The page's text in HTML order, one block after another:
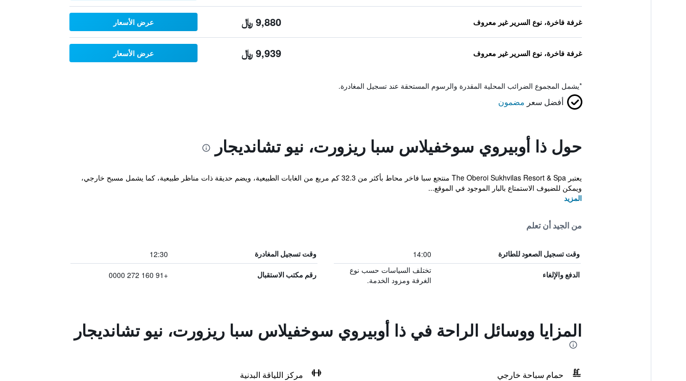
غرفة فاخرة، نوع السرير غير معروف 9,880 ﷼ عرض الأسعار
غرفة فاخرة، نوع السرير غير معروف 9,939 ﷼ عرض الأسعار
*يشمل المجموع الضرائب المحلية المقدرة والرسوم المستحقة عند تسجيل المغادرة.
أفضل سعر مضمون
حول ذا أوبيروي سوخفيلاس سبا ريزورت، نيو تشانديجار
يعتبر The Oberoi Sukhvilas Resort & Spa منتجع سبا فاخر محاط بأكثر من 32.3 كم مربع من الغابات الطبيعية، ويضم حديقة ذات مناظر طبيعية، كما يشمل مسبح خارجي،
ويمكن للضيوف الاستمتاع بالبار الموجود في الموقع...
المزيد
من الجيد أن تعلم
وقت تسجيل الصعود للطائرة 14:00 وقت تسجيل المغادرة 12:30
الدفع والإلغاء
تختلف السياسات حسب نوع
الغرفة ومزود الخدمة.
رقم مكتب الاستقبال +91 160 272 0000
المزايا ووسائل الراحة في ذا أوبيروي سوخفيلاس سبا ريزورت، نيو تشانديجار
حمام سباحة خارجي
مركز اللياقة البدنية